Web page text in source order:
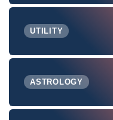
UTILITY
ASTROLOGY